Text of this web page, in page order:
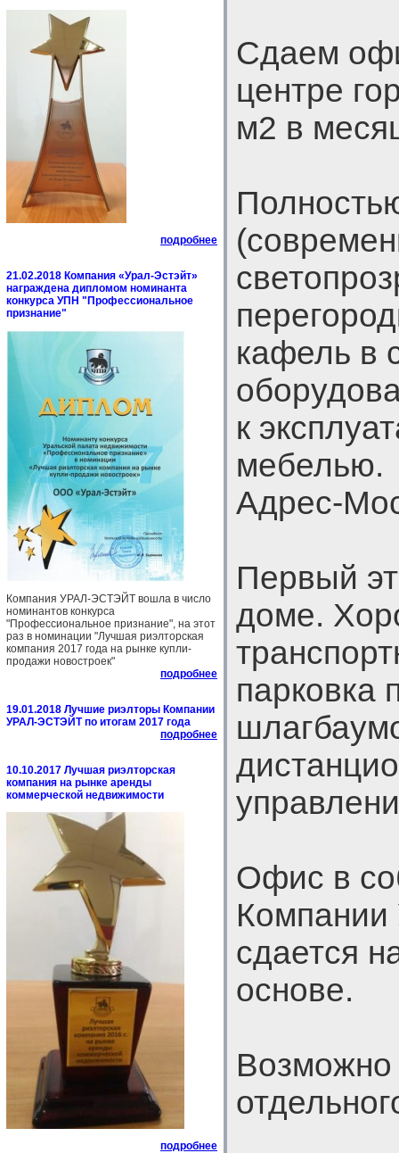
подробнее
21.02.2018 Компания «Урал-Эстэйт»
награждена дипломом номинанта
конкурса УПН "Профессиональное
признание"
Компания УРАЛ-ЭСТЭЙТ вошла в число
номинантов конкурса
"Профессиональное признание", на этот
раз в номинации "Лучшая риэлторская
компания 2017 года на рынке купли-
продажи новостроек"
подробнее
19.01.2018 Лучшие риэлторы Компании
УРАЛ-ЭСТЭЙТ по итогам 2017 года
подробнее
10.10.2017 Лучшая риэлторская
компания на рынке аренды
коммерческой недвижимости
подробнее
Сдаем
центре
м2 в
кафель в
к
мебелью.
Адрес-
Первый
доме.
парковка
Офис в
сдается
основе.
Возможно